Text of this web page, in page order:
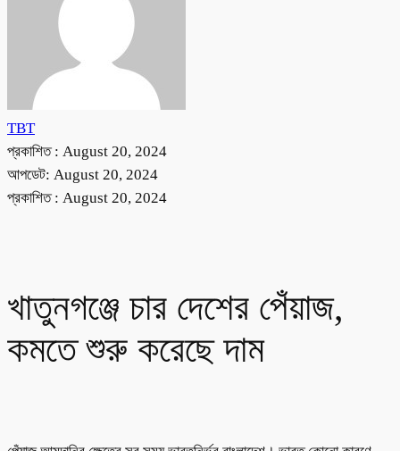
TBT
প্রকাশিত : August 20, 2024
আপডেট: August 20, 2024
প্রকাশিত : August 20, 2024
খাতুনগঞ্জে চার দেশের পেঁয়াজ,
কমতে শুরু করেছে দাম